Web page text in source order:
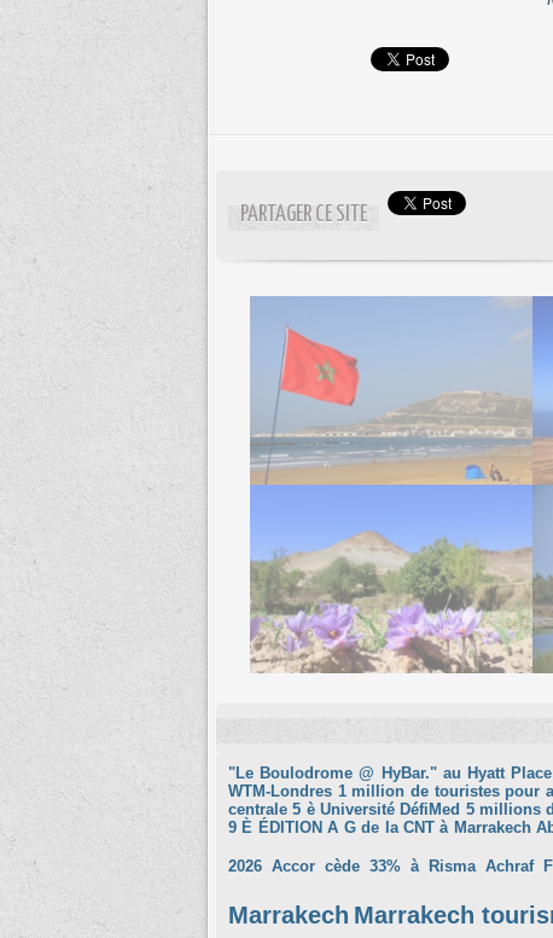
PARTAGER CE SITE
"Le Boulodrome @ HyBar." au Hyatt
WTM-Londres 1 million de touristes pour
centrale 5 è Université DéfiMed 5 millions
9 È ÉDITION A G de la CNT à Marrakech
2026 Accor cède 33% à Risma Achraf
Marrakech Marrakech